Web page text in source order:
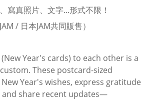
寫真照片、文字...形式不限！
/ 日本JAM共同販售）
Year's cards) to each other is a
These postcard-sized
Year's wishes, express gratitude
and share recent updates—